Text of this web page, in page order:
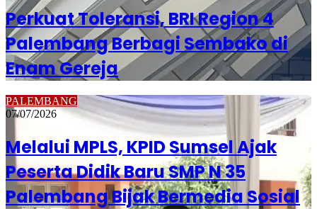
Perkuat Toleransi, BRI Region 4
Palembang Berbagi Sembako di
Enam Gereja
PALEMBANG
07/07/2026
Melalui MPLS, KPID Sumsel Ajak
Peserta Didik Baru SMP N 35
Palembang Bijak Bermedia Sosial